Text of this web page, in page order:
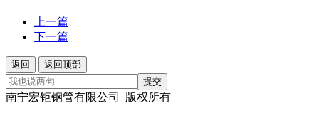
上一篇
下一篇
返回
返回顶部
提交
南宁宏钜钢管有限公司 版权所有